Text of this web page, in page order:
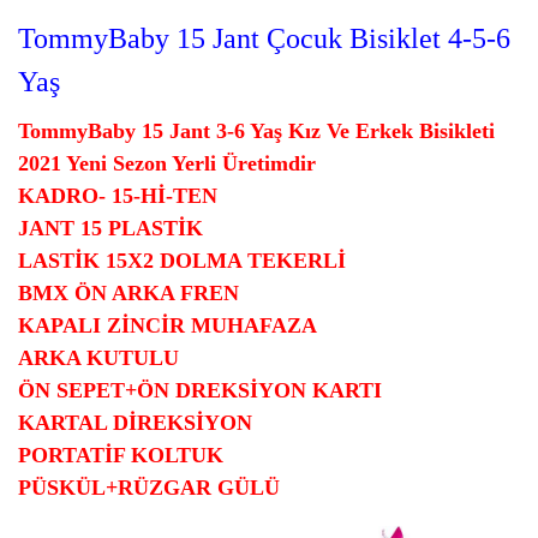
TommyBaby 15 Jant Çocuk Bisiklet 4-5-6
Yaş
TommyBaby 15 Jant 3-6 Yaş Kız Ve Erkek Bisikleti
2021 Yeni Sezon Yerli Üretimdir
KADRO- 15-Hİ-TEN
JANT 15 PLASTİK
LASTİK 15X2 DOLMA TEKERLİ
BMX ÖN ARKA FREN
KAPALI ZİNCİR MUHAFAZA
ARKA KUTULU
ÖN SEPET+ÖN DREKSİYON KARTI
KARTAL DİREKSİYON
PORTATİF KOLTUK
PÜSKÜL+RÜZGAR GÜLÜ